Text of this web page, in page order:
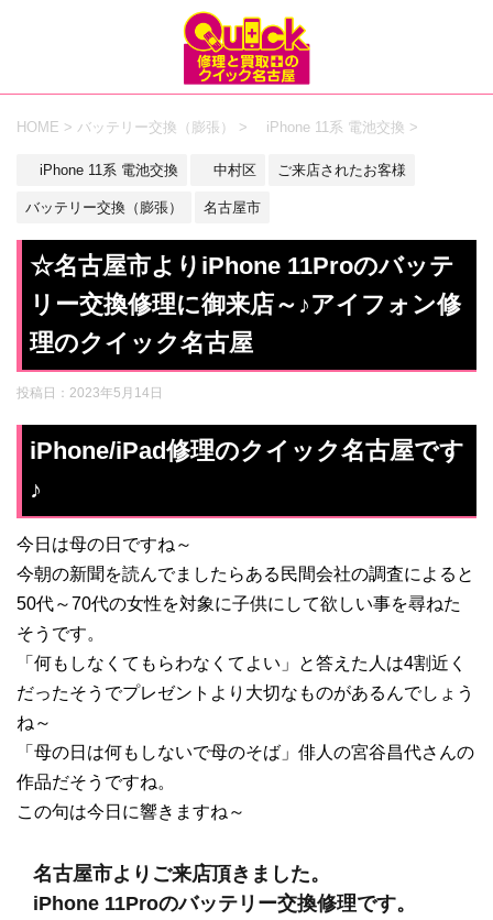
HOME > バッテリー交換（膨張） > iPhone 11系 電池交換 >
iPhone 11系 電池交換 中村区 ご来店されたお客様
バッテリー交換（膨張） 名古屋市
☆名古屋市よりiPhone 11Proのバッテ
リー交換修理に御来店～♪アイフォン修
理のクイック名古屋
投稿日： 2023年5月14日
iPhone/iPad修理のクイック名古屋です
♪
今日は母の日ですね～
今朝の新聞を読んでましたらある民間会社の調査によると
50代～70代の女性を対象に子供にして欲しい事を尋ねた
そうです。
「何もしなくてもらわなくてよい」と答えた人は4割近く
だったそうでプレゼントより大切なものがあるんでしょう
ね～
「母の日は何もしないで母のそば」俳人の宮谷昌代さんの
作品だそうですね。
この句は今日に響きますね～
名古屋市よりご来店頂きました。
iPhone 11Proのバッテリー交換修理です。